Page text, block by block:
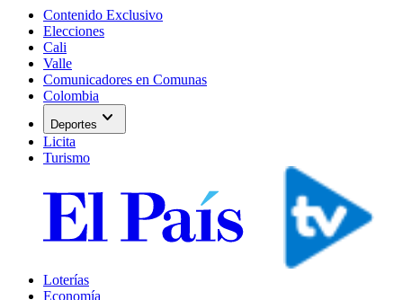
Contenido Exclusivo
Elecciones
Cali
Valle
Comunicadores en Comunas
Colombia
Deportes expand_more
Licita
Turismo
Loterías
Economía